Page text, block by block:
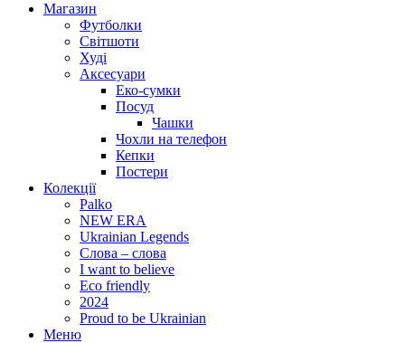
Магазин
Футболки
Світшоти
Худі
Аксесуари
Еко-сумки
Посуд
Чашки
Чохли на телефон
Кепки
Постери
Колекції
Palko
NEW ERA
Ukrainian Legends
Слова – слова
I want to believe
Eco friendly
2024
Proud to be Ukrainian
Меню